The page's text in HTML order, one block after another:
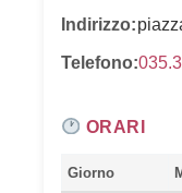
Indirizzo:
Telefono:
ORARI
Giorno